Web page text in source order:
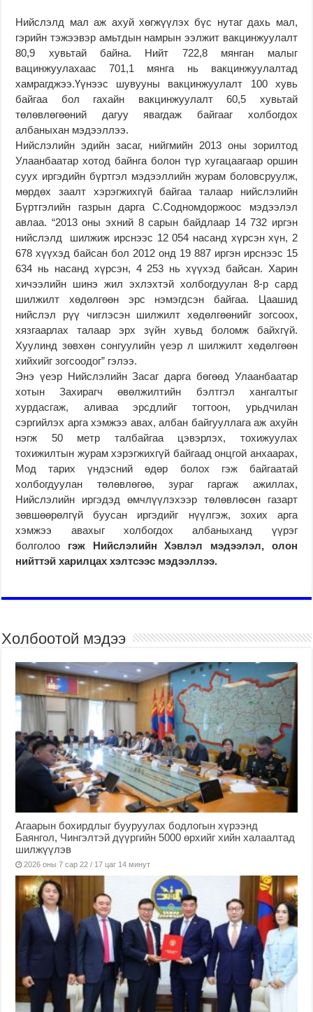
Нийслэлд мал аж ахуй хөгжүүлэх бүс нутаг дахь мал,
гэрийн тэжээвэр амьтдын намрын ээлжит вакцинжуулалт
80,9 хувьтай байна. Нийт 722,8 мянган малыг
вацинжуулахаас 701,1 мянга нь вакцинжуулалтад
хамрагджээ.Үүнээс шувууны вакцинжуулалт 100 хувь
байгаа бол гахайн вакцинжуулалт 60,5 хувьтай
төлөвлөгөөний дагуу явагдаж байгааг холбогдох
албаныхан мэдээллээ.
Нийслэлийн эдийн засаг, нийгмийн 2013 оны зорилтод
Улаанбаатар хотод байнга болон түр хугацаагаар оршин
суух иргэдийн бүртгэл мэдээллийн журам боловсруулж,
мөрдөх заалт хэрэгжихгүй байгаа талаар нийслэлийн
Бүртгэлийн газрын дарга С.Содномдоржоос мэдээлэл
авлаа. “2013 оны эхний 8 сарын байдлаар 14 732 иргэн
нийслэлд шилжиж ирснээс 12 054 насанд хүрсэн хүн, 2
678 хүүхэд байсан бол 2012 онд 19 887 иргэн ирснээс 15
634 нь насанд хүрсэн, 4 253 нь хүүхэд байсан. Харин
хичээлийн шинэ жил эхлэхтэй холбогдуулан 8-р сард
шилжилт хөдөлгөөн эрс нэмэгдсэн байгаа. Цаашид
нийслэл рүү чиглэсэн шилжилт хөдөлгөөнийг зогсоох,
хязгаарлах талаар эрх зүйн хувьд боломж байхгүй.
Хуулинд зөвхөн сонгуулийн үеэр л шилжилт хөдөлгөөн
хийхийг зогсоодог” гэлээ.
Энэ үеэр Нийслэлийн Засаг дарга бөгөөд Улаанбаатар
хотын Захирагч өвөлжилтийн бэлтгэл хангалтыг
хурдасгаж, аливаа эрсдлийг тогтоон, урьдчилан
сэргийлэх арга хэмжээ авах, албан байгууллага аж ахуйн
нэгж 50 метр талбайгаа цэвэрлэх, тохижуулах
тохижилтын журам хэрэгжихгүй байгаад онцгой анхаарах,
Мод тарих үндэсний өдөр болох гэж байгаатай
холбогдуулан төлөвлөгөө, зураг гаргаж ажиллах,
Нийслэлийн иргэдэд өмчлүүлэхээр төлөвлөсөн газарт
зөвшөөрөлгүй буусан иргэдийг нүүлгэж, зохих арга
хэмжээ авахыг холбогдох албаныханд үүрэг
болголоо гэж Нийслэлийн Хэвлэл мэдээлэл, олон
нийттэй харилцах хэлтсээс мэдээллээ.
Холбоотой мэдээ
Агаарын бохирдлыг бууруулах бодлогын хүрээнд
Баянгол, Чингэлтэй дүүргийн 5000 өрхийг хийн халаалтад
шилжүүлэв
2026 оны 7 сар 22 / 17 цаг 14 минут